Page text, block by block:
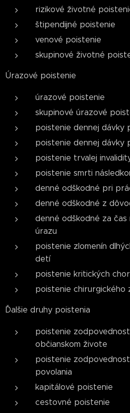
rizikové životné
štipendijné poistenie
venové poistenie
skupinové životné
Úrazové poistenie
úrazové poistenie
skupinové úrazové
poistenie dennej dávky
poistenie dennej dávky
poistenie trvalej
poistenie smrti
denné odškodné pri
denné odškodné z
denné odškodné za
úrazu
poistenie zlomenín
detí
poistenie kritických
poistenie chirurgického
Ďalšie druhy poistenia
poistenie
občianskom živote
poistenie
povolania
kapitálové poistenie
cestovné poistenie